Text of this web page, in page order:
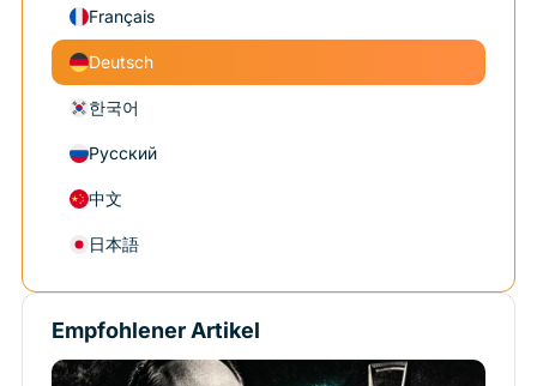
Français
Deutsch
한국어
Русский
中文
日本語
Empfohlener Artikel